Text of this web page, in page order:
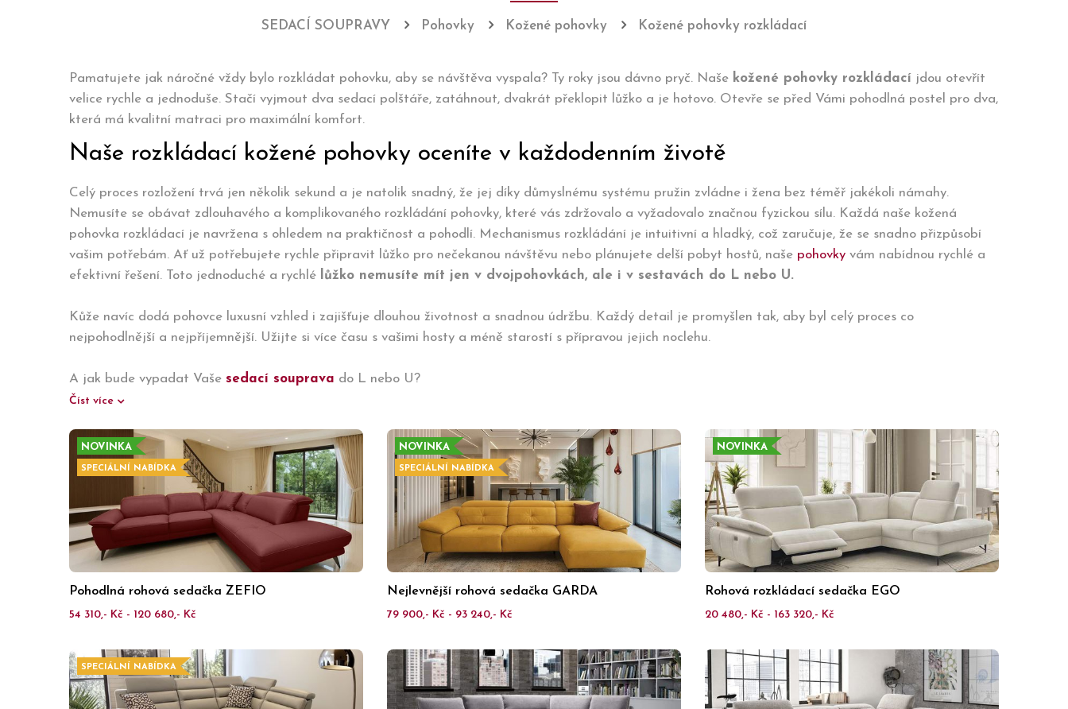
SEDACÍ SOUPRAVY Pohovky Kožené pohovky Kožené pohovky rozkládací
Pamatujete jak náročné vždy bylo rozkládat pohovku, aby se návštěva vyspala? Ty roky jsou dávno pryč. Naše kožené pohovky rozkládací jdou otevřít
velice rychle a jednoduše. Stačí vyjmout dva sedací polštáře, zatáhnout, dvakrát překlopit lůžko a je hotovo. Otevře se před Vámi pohodlná postel pro dva,
která má kvalitní matraci pro maximální komfort.
Naše rozkládací kožené pohovky oceníte v každodenním životě
Celý proces rozložení trvá jen několik sekund a je natolik snadný, že jej díky důmyslnému systému pružin zvládne i žena bez téměř jakékoli námahy.
Nemusíte se obávat zdlouhavého a komplikovaného rozkládání pohovky, které vás zdržovalo a vyžadovalo značnou fyzickou sílu. Každá naše kožená
pohovka rozkládací je navržena s ohledem na praktičnost a pohodlí. Mechanismus rozkládání je intuitivní a hladký, což zaručuje, že se snadno přizpůsobí
vašim potřebám. Ať už potřebujete rychle připravit lůžko pro nečekanou návštěvu nebo plánujete delší pobyt hostů, naše pohovky vám nabídnou rychlé a
efektivní řešení. Toto jednoduché a rychlé
lůžko nemusíte mít jen v dvojpohovkách, ale i v sestavách do L nebo U.
Kůže navíc dodá pohovce luxusní vzhled i zajišťuje dlouhou životnost a snadnou údržbu. Každý detail je promyšlen tak, aby byl celý proces co
nejpohodlnější a nejpříjemnější. Užijte si více času s vašimi hosty a méně starostí s přípravou jejich noclehu.
A jak bude vypadat Vaše sedací souprava do L nebo U?
Číst více
NOVINKA
SPECIÁLNÍ NABÍDKA
Pohodlná rohová sedačka ZEFIO
54 310,- Kč - 120 680,- Kč
NOVINKA
SPECIÁLNÍ NABÍDKA
Nejlevnější rohová sedačka GARDA
79 900,- Kč - 93 240,- Kč
NOVINKA
Rohová rozkládací sedačka EGO
20 480,- Kč - 163 320,- Kč
SPECIÁLNÍ NABÍDKA